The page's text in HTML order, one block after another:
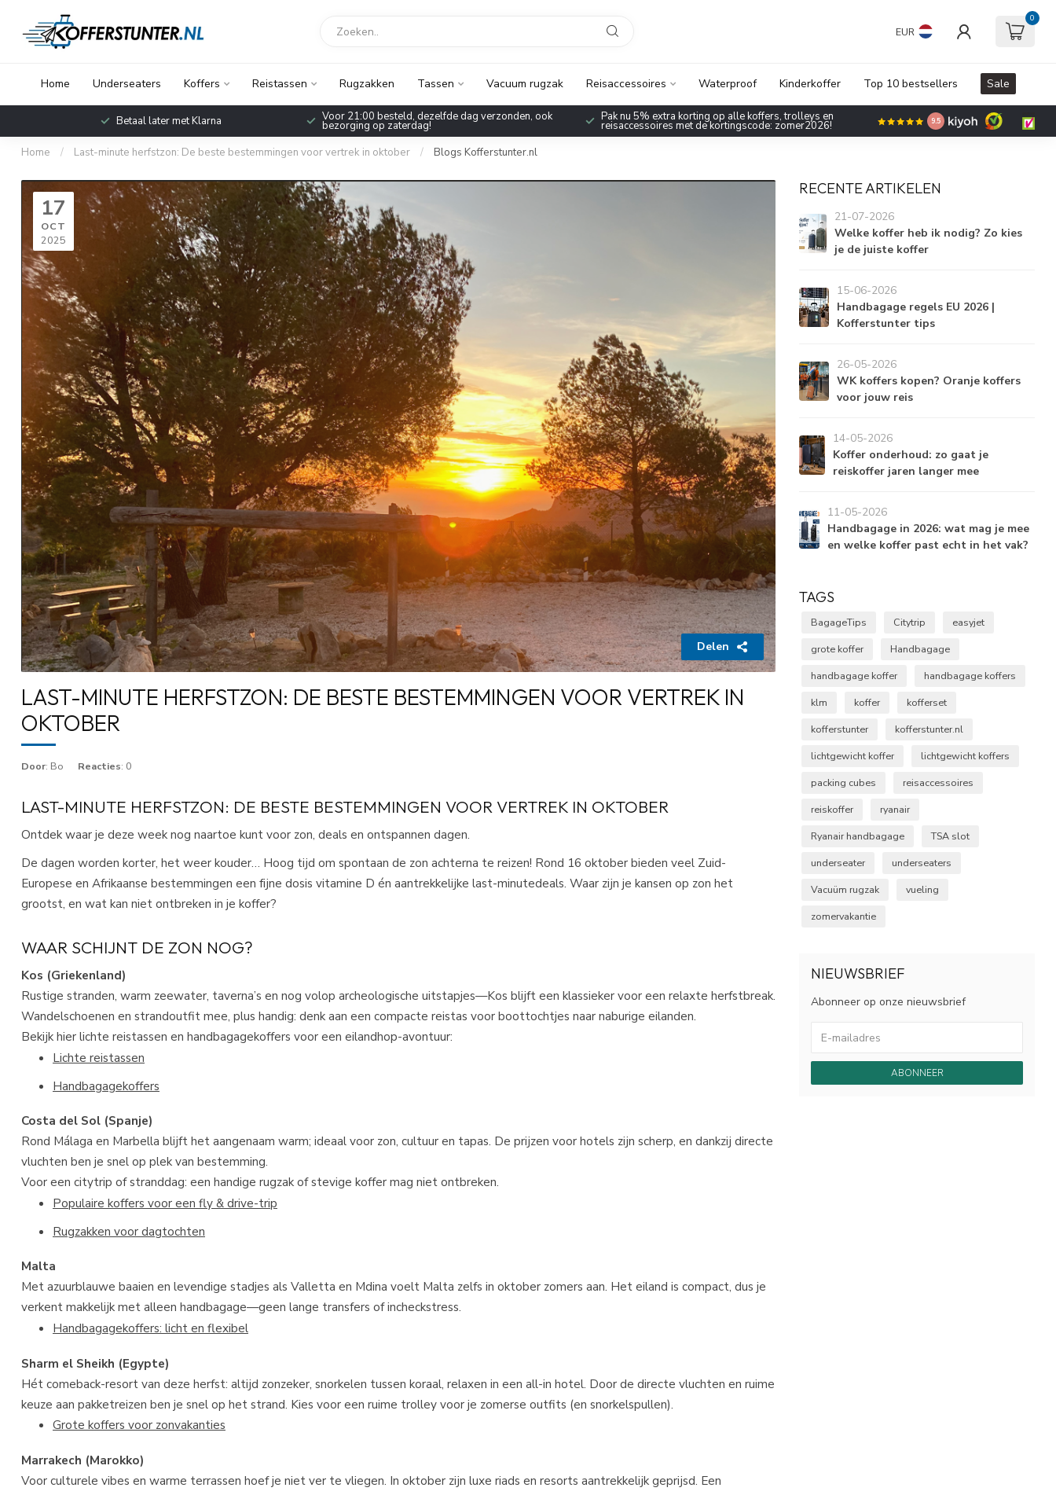
EUR
0
Home Underseaters Koffers Reistassen Rugzakken Tassen Vacuum rugzak Reisaccessoires Waterproof Kinderkoffer Top 10 bestsellers Sale
Betaal later met Klarna Voor 21:00 besteld, dezelfde dag verzonden, ook
bezorging op zaterdag!
Pak nu 5% extra korting op alle koffers, trolleys en
reisaccessoires met de kortingscode: zomer2026! 9.5
Home / Last-minute herfstzon: De beste bestemmingen voor vertrek in oktober / Blogs Kofferstunter.nl
17
OCT
2025
Delen
LAST-MINUTE HERFSTZON: DE BESTE BESTEMMINGEN VOOR VERTREK IN
OKTOBER
Door: Bo Reacties: 0
LAST-MINUTE HERFSTZON: DE BESTE BESTEMMINGEN VOOR VERTREK IN OKTOBER
Ontdek waar je deze week nog naartoe kunt voor zon, deals en ontspannen dagen.
De dagen worden korter, het weer kouder… Hoog tijd om spontaan de zon achterna te reizen! Rond 16 oktober bieden veel Zuid-
Europese en Afrikaanse bestemmingen een fijne dosis vitamine D én aantrekkelijke last-minutedeals. Waar zijn je kansen op zon het
grootst, en wat kan niet ontbreken in je koffer?
WAAR SCHIJNT DE ZON NOG?
Kos (Griekenland)
Rustige stranden, warm zeewater, taverna’s en nog volop archeologische uitstapjes—Kos blijft een klassieker voor een relaxte herfstbreak.
Wandelschoenen en strandoutfit mee, plus handig: denk aan een compacte reistas voor boottochtjes naar naburige eilanden.
Bekijk hier lichte reistassen en handbagagekoffers voor een eilandhop-avontuur:
Lichte reistassen
Handbagagekoffers
Costa del Sol (Spanje)
Rond Málaga en Marbella blijft het aangenaam warm; ideaal voor zon, cultuur en tapas. De prijzen voor hotels zijn scherp, en dankzij directe
vluchten ben je snel op plek van bestemming.
Voor een citytrip of stranddag: een handige rugzak of stevige koffer mag niet ontbreken.
Populaire koffers voor een fly & drive-trip
Rugzakken voor dagtochten
Malta
Met azuurblauwe baaien en levendige stadjes als Valletta en Mdina voelt Malta zelfs in oktober zomers aan. Het eiland is compact, dus je
verkent makkelijk met alleen handbagage—geen lange transfers of incheckstress.
Handbagagekoffers: licht en flexibel
Sharm el Sheikh (Egypte)
Hét comeback-resort van deze herfst: altijd zonzeker, snorkelen tussen koraal, relaxen in een all-in hotel. Door de directe vluchten en ruime
keuze aan pakketreizen ben je snel op het strand. Kies voor een ruime trolley voor je zomerse outfits (en snorkelspullen).
Grote koffers voor zonvakanties
Marrakech (Marokko)
Voor culturele vibes en warme terrassen hoef je niet ver te vliegen. In oktober zijn luxe riads en resorts aantrekkelijk geprijsd. Een
RECENTE ARTIKELEN
21-07-2026
Welke koffer heb ik nodig? Zo kies
je de juiste koffer
15-06-2026
Handbagage regels EU 2026 |
Kofferstunter tips
26-05-2026
WK koffers kopen? Oranje koffers
voor jouw reis
14-05-2026
Koffer onderhoud: zo gaat je
reiskoffer jaren langer mee
11-05-2026
Handbagage in 2026: wat mag je mee
en welke koffer past echt in het vak?
TAGS
BagageTips Citytrip
easyjet
grote koffer
Handbagage
handbagage koffer
handbagage koffers
klm
koffer
kofferset
kofferstunter
kofferstunter.nl
lichtgewicht koffer
lichtgewicht koffers
packing cubes
reisaccessoires
reiskoffer
ryanair
Ryanair handbagage
TSA slot
underseater
underseaters
Vacuüm rugzak
vueling
zomervakantie
NIEUWSBRIEF
Abonneer op onze nieuwsbrief
ABONNEER